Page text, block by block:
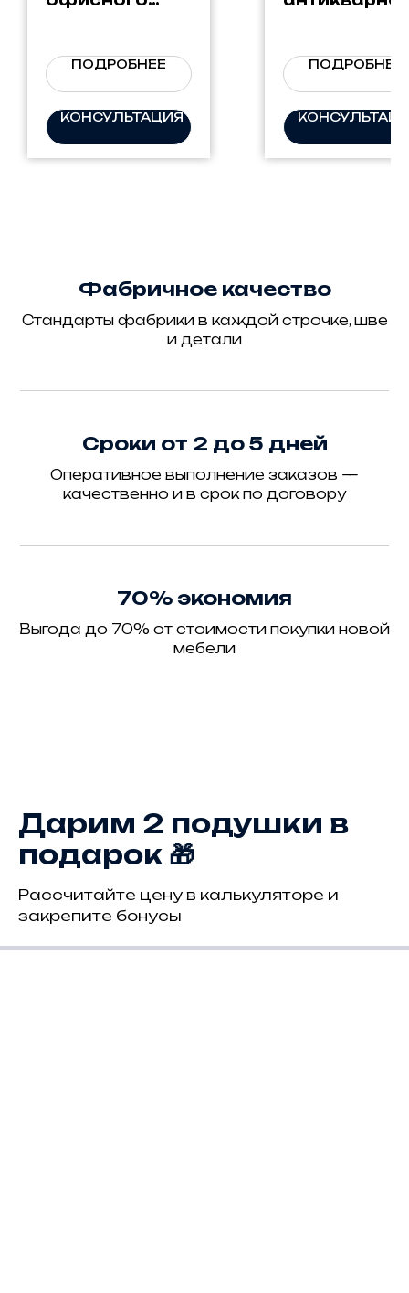
микровелюре
—
минимализм и
комфорт
ПОДРОБНЕЕ
КОНСУЛЬТАЦИЯ
жаккарда в
стиле
ПОДРОБНЕЕ
Фабричное качество
Стандарты фабрики в каждой строчке, шве
и детали
Сроки от 2 до 5 дней
Оперативное выполнение заказов —
качественно и в срок по договору
70% экономия
Выгода до 70% от стоимости покупки новой
мебели
Дарим 2 подушки в
подарок 🎁
Рассчитайте цену в калькуляторе и
закрепите бонусы